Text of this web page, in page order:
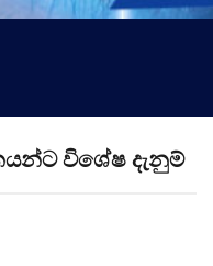
විශේෂ දැනුම්